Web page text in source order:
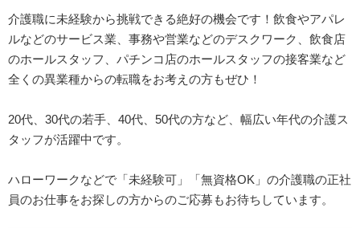
介護職に未経験から挑戦できる絶好の機会です！飲食やアパレ
ルなどのサービス業、事務や営業などのデスクワーク、飲食店
のホールスタッフ、パチンコ店のホールスタッフの接客業など
全くの異業種からの転職をお考えの方もぜひ！
20代、30代の若手、40代、50代の方など、幅広い年代の介護ス
タッフが活躍中です。
ハローワークなどで「未経験可」「無資格OK」の介護職の正社
員のお仕事をお探しの方からのご応募もお待ちしています。